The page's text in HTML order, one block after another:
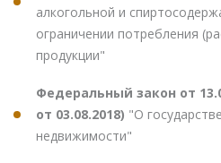
алкогольной и
ограничении потребления
продукции"
Федеральный закон от
от 03.08.2018) "О
недвижимости"